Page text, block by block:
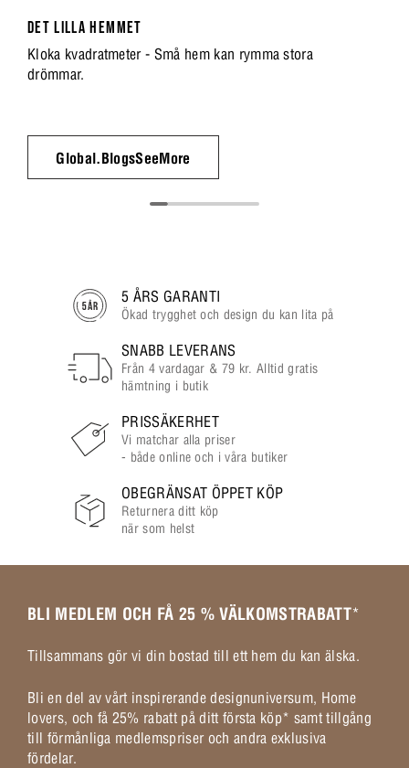
DET LILLA HEMMET
Kloka kvadratmeter - Små hem kan rymma stora
drömmar.
Global.BlogsSeeMore
5 ÅRS GARANTI
Ökad trygghet och design du kan lita på
SNABB LEVERANS
Från 4 vardagar & 79 kr. Alltid gratis
hämtning i butik
PRISSÄKERHET
Vi matchar alla priser
- både online och i våra butiker
OBEGRÄNSAT ÖPPET KÖP
Returnera ditt köp
när som helst
BLI MEDLEM OCH FÅ 25 % VÄLKOMSTRABATT*
Tillsammans gör vi din bostad till ett hem du kan älska.
Bli en del av vårt inspirerande designuniversum, Home
lovers, och få 25% rabatt på ditt första köp* samt tillgång
till förmånliga medlemspriser och andra exklusiva
fördelar.